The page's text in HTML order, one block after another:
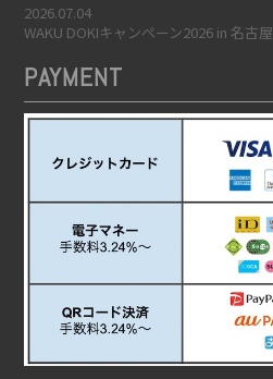
2026.07.04
WAKU DOKIキャンペーン2026 in 名古屋
PAYMENT